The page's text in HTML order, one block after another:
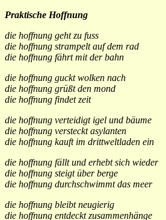
Praktische Hoffnung
die hoffnung geht zu fuss
die hoffnung strampelt auf dem rad
die hoffnung fährt mit der bahn
die hoffnung guckt wolken nach
die hoffnung grüßt den mond
die hoffnung findet zeit
die hoffnung verteidigt igel und bäume
die hoffnung versteckt asylanten
die hoffnung kauft im drittweltladen ein
die hoffnung fällt und erhebt sich wieder
die hoffnung steigt über berge
die hoffnung durchschwimmt das meer
die hoffnung bleibt neugierig
die hoffnung entdeckt zusammenhänge